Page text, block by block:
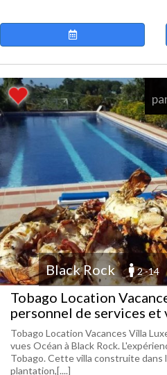
Black Rock 2 -14
Tobago Location
personnel de services et
Tobago Location Vacances Villa
vues Océan à Black Rock.
Tobago. Cette villa construite dans
plantation,[....]